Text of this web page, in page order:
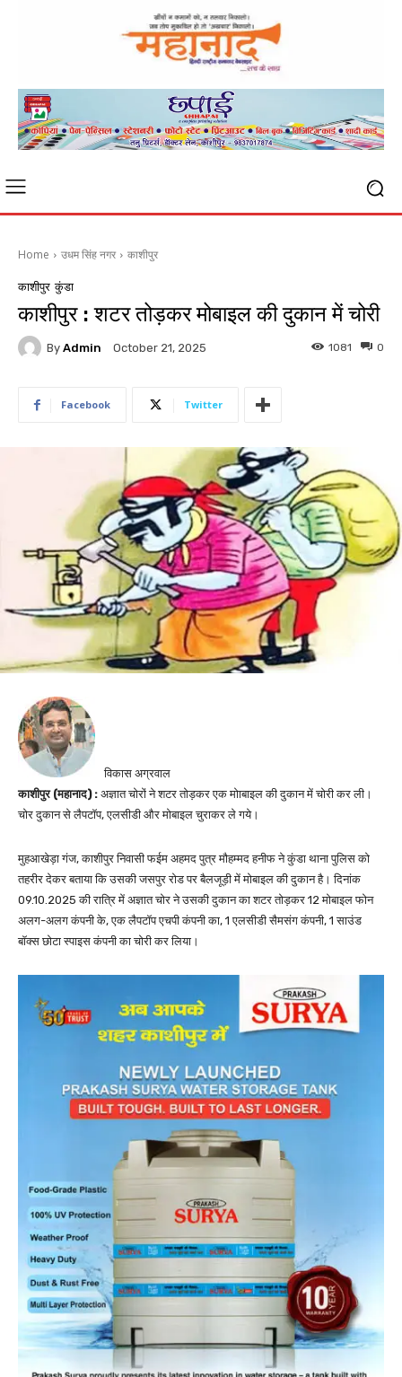
Home उधम सिंह नगर काशीपुर
काशीपुर कुंडा
काशीपुर : शटर तोड़कर मोबाइल की दुकान में चोरी
By Admin October 21, 2025 0
1081
Facebook Twitter
विकास अग्रवाल
काशीपुर (महानाद) : अज्ञात चोरों ने शटर तोड़कर एक मोाबाइल की दुकान में चोरी कर ली।
चोर दुकान से लैपटॉप, एलसीडी और मोबाइल चुराकर ले गये।
मुहआखेड़ा गंज, काशीपुर निवासी फईम अहमद पुत्र मौहम्मद हनीफ ने कुंडा थाना पुलिस को
तहरीर देकर बताया कि उसकी जसपुर रोड पर बैलजूड़ी में मोबाइल की दुकान है। दिनांक
09.10.2025 की रात्रि में अज्ञात चोर ने उसकी दुकान का शटर तोड़कर 12 मोबाइल फोन
अलग-अलग कंपनी के, एक लैपटॉप एचपी कंपनी का, 1 एलसीडी सैमसंग कंपनी, 1 साउंड
बॉक्स छोटा स्पाइस कंपनी का चोरी कर लिया।